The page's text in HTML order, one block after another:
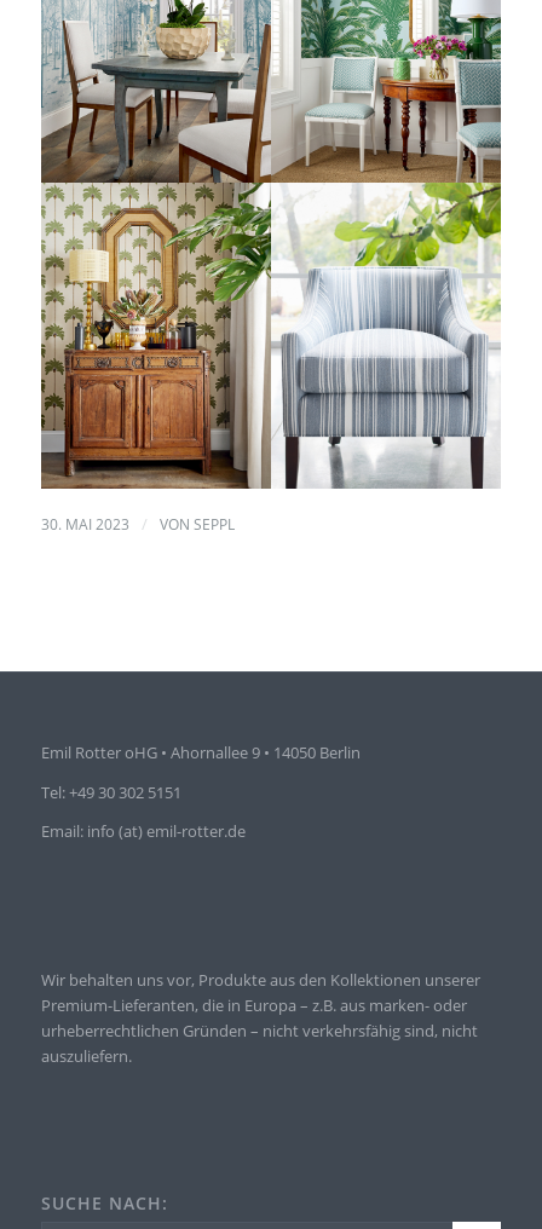
30. MAI 2023 / VON SEPPL
Emil Rotter oHG • Ahornallee 9 • 14050 Berlin
Tel: +49 30 302 5151
Email: info (at) emil-rotter.de
Wir behalten uns vor, Produkte aus den Kollektionen unserer
Premium-Lieferanten, die in Europa – z.B. aus marken- oder
urheberrechtlichen Gründen – nicht verkehrsfähig sind, nicht
auszuliefern.
SUCHE NACH: